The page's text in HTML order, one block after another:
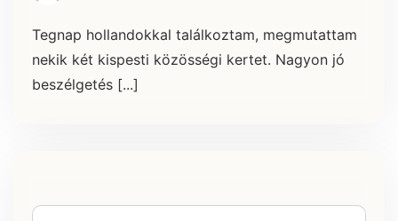
Tegnap hollandokkal találkoztam, megmutattam
nekik két kispesti közösségi kertet. Nagyon jó
beszélgetés [...]